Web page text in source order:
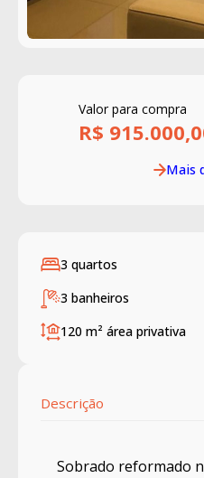
Valor para compra
R$
Mais
3 quartos
3 banheiros
120 m² área privativa
Descrição
Sobrado reformado